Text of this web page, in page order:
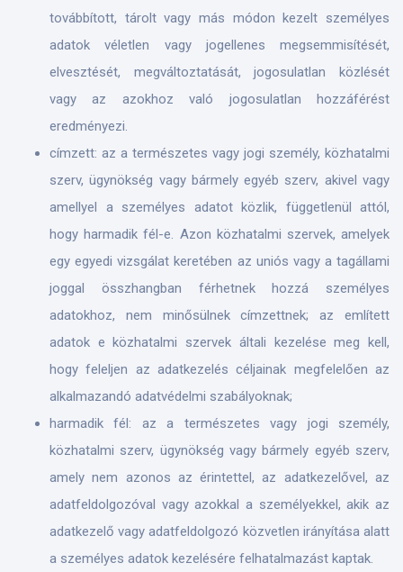
továbbított, tárolt vagy más módon kezelt személyes
adatok véletlen vagy jogellenes megsemmisítését,
elvesztését, megváltoztatását, jogosulatlan közlését
vagy az azokhoz való jogosulatlan hozzáférést
eredményezi.
címzett: az a természetes vagy jogi személy, közhatalmi
szerv, ügynökség vagy bármely egyéb szerv, akivel vagy
amellyel a személyes adatot közlik, függetlenül attól,
hogy harmadik fél-e. Azon közhatalmi szervek, amelyek
egy egyedi vizsgálat keretében az uniós vagy a tagállami
joggal összhangban férhetnek hozzá személyes
adatokhoz, nem minősülnek címzettnek; az említett
adatok e közhatalmi szervek általi kezelése meg kell,
hogy feleljen az adatkezelés céljainak megfelelően az
alkalmazandó adatvédelmi szabályoknak;
harmadik fél: az a természetes vagy jogi személy,
közhatalmi szerv, ügynökség vagy bármely egyéb szerv,
amely nem azonos az érintettel, az adatkezelővel, az
adatfeldolgozóval vagy azokkal a személyekkel, akik az
adatkezelő vagy adatfeldolgozó közvetlen irányítása alatt
a személyes adatok kezelésére felhatalmazást kaptak.